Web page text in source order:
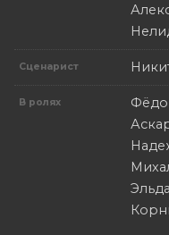
Сценарист
В ролях